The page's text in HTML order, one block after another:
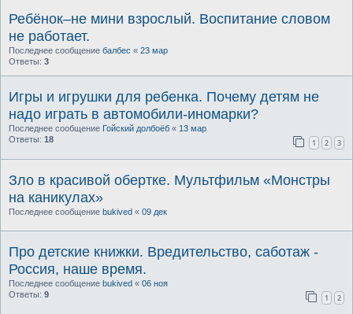
Ребёнок–не мини взрослый. Воспитание словом
не работает.
Последнее сообщение балбес « 23 мар
Ответы: 3
Игры и игрушки для ребенка. Почему детям не
надо играть в автомобили-иномарки?
Последнее сообщение Гойский долбоёб « 13 мар
Ответы: 18 1 2 3
Зло в красивой обертке. Мультфильм «Монстры
на каникулах»
Последнее сообщение bukived « 09 дек
Про детские книжки. Вредительство, саботаж -
Россия, наше время.
Последнее сообщение bukived « 06 ноя
Ответы: 9 1 2